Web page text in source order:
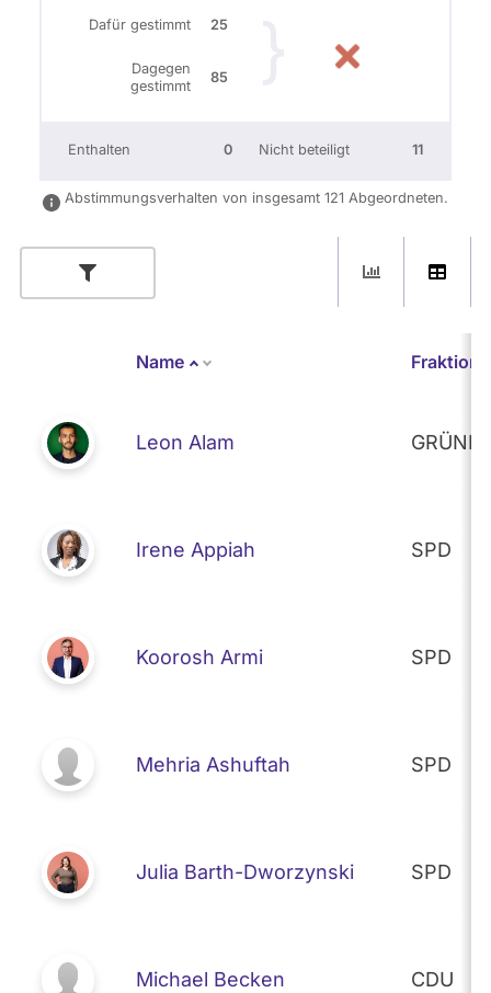
Dafür gestimmt 25
Dagegen
gestimmt
85
Enthalten 0 Nicht beteiligt 11
Abstimmungsverhalten von insgesamt 121 Abgeordneten.
Name Fraktion
Leon Alam GRÜNE
Irene Appiah SPD
Koorosh Armi SPD
Mehria Ashuftah SPD
Julia Barth-Dworzynski SPD
Michael Becken CDU